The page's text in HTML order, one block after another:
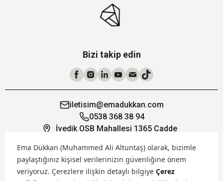
Ema Dükkan (Muhammed Ali Altuntaş) olarak, bizimle
paylaştığınız kişisel verilerinizin güvenliğine önem
veriyoruz. Çerezlere ilişkin detaylı bilgiye Çerez
Bizi takip edin
iletisim@emadukkan.com
0538 368 38 94
İvedik OSB Mahallesi 1365 Cadde
Öne Çıkanlar